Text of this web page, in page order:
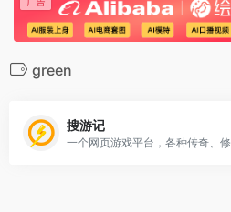
green
搜游记
一个网页游戏平台，各种传奇、